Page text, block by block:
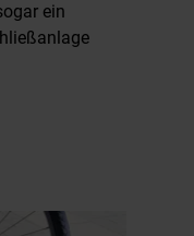
ein